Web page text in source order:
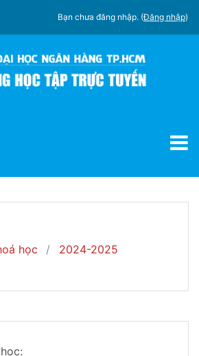
Bạn chưa đăng nhập. (Đăng nhập)
học
2024-2025